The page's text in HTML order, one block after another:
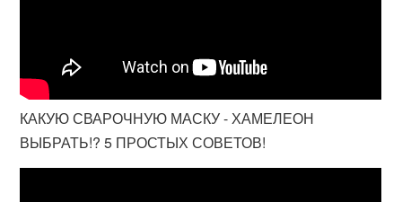
КАКУЮ СВАРОЧНУЮ МАСКУ - ХАМЕЛЕОН
ВЫБРАТЬ!? 5 ПРОСТЫХ СОВЕТОВ!